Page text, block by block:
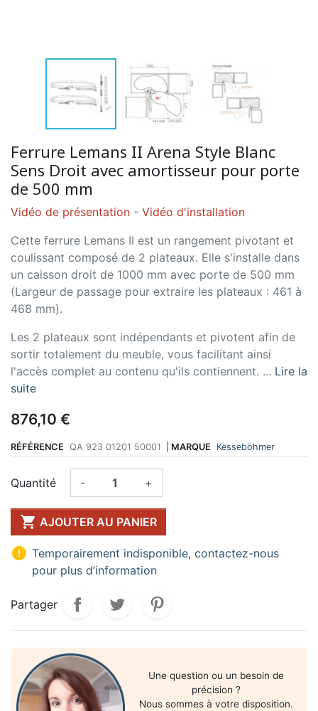
Ferrure Lemans II Arena Style Blanc
Sens Droit avec amortisseur pour porte
de 500 mm
Vidéo de présentation - Vidéo d'installation
Cette ferrure Lemans II est un rangement pivotant et
coulissant composé de 2 plateaux. Elle s'installe dans
un caisson droit de 1000 mm avec porte de 500 mm
(Largeur de passage pour extraire les plateaux : 461 à
468 mm).
Les 2 plateaux sont indépendants et pivotent afin de
sortir totalement du meuble, vous facilitant ainsi
l'accès complet au contenu qu'ils contiennent. ... Lire la
suite
876,10 €
RÉFÉRENCE QA 923 01201 50001 MARQUE Kesseböhmer
Quantité - +
 AJOUTER AU PANIER
 Temporairement indisponible, contactez-nous
pour plus d’information
Partager
Une question ou un besoin de
précision ?
Nous sommes à votre disposition.